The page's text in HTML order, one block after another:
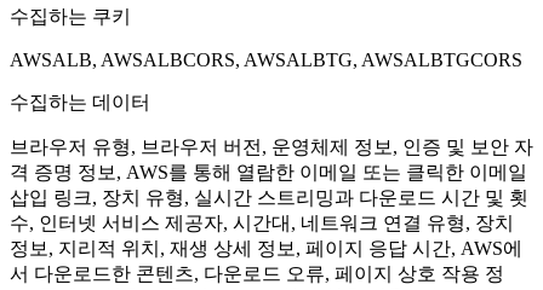
수집하는 쿠키
AWSALB, AWSALBCORS, AWSALBTG, AWSALBTGCORS
수집하는 데이터
브라우저 유형, 브라우저 버전, 운영체제 정보, 인증 및 보안 자
격 증명 정보, AWS를 통해 열람한 이메일 또는 클릭한 이메일
삽입 링크, 장치 유형, 실시간 스트리밍과 다운로드 시간 및 횟
수, 인터넷 서비스 제공자, 시간대, 네트워크 연결 유형, 장치
정보, 지리적 위치, 재생 상세 정보, 페이지 응답 시간, AWS에
서 다운로드한 콘텐츠, 다운로드 오류, 페이지 상호 작용 정